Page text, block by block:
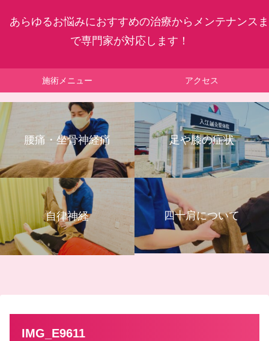
あらゆるお悩みにおすすめの治療からメンテナンスま
で専門家が対応します！
施術メニュー アクセス
腰痛・坐骨神経痛 足や膝の症状
自律神経 四十肩について
IMG_E9611